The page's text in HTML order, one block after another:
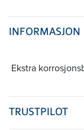
INFORMASJON
Ekstra
TRUSTPILOT